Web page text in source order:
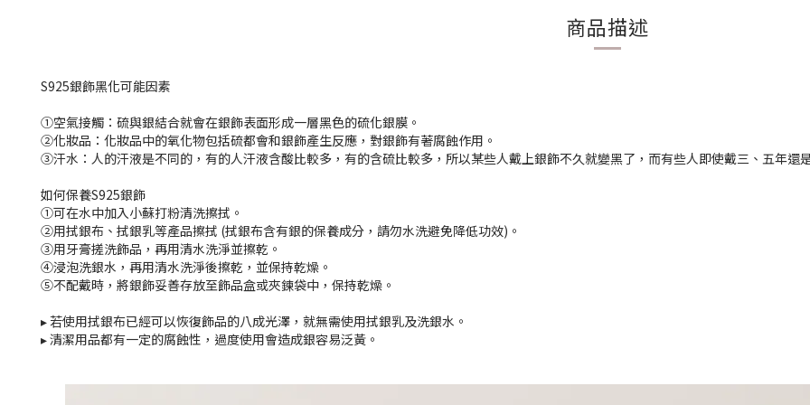
商品描述
S925銀飾黑化可能因素
①空氣接觸：硫與銀結合就會在銀飾表面形成一層黑色的硫化銀膜。
②化妝品：化妝品中的氧化物包括硫都會和銀飾產生反應，對銀飾有著腐蝕作用。
③汗水：人的汗液是不同的，有的人汗液含酸比較多，有的含硫比較多，所以某些人戴上銀飾不久就變黑了，而有些人即使戴三、五年還
如何保養S925銀飾
①可在水中加入小蘇打粉清洗擦拭。
②用拭銀布、拭銀乳等產品擦拭 (拭銀布含有銀的保養成分，請勿水洗避免降低功效)。
③用牙膏搓洗飾品，再用清水洗淨並擦乾。
④浸泡洗銀水，再用清水洗淨後擦乾，並保持乾燥。
⑤不配戴時，將銀飾妥善存放至飾品盒或夾鍊袋中，保持乾燥。
▸ 若使用拭銀布已經可以恢復飾品的八成光澤，就無需使用拭銀乳及洗銀水。
▸ 清潔用品都有一定的腐蝕性，過度使用會造成銀容易泛黃。